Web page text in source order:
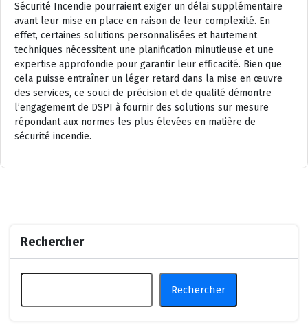
Sécurité Incendie pourraient exiger un délai supplémentaire
avant leur mise en place en raison de leur complexité. En
effet, certaines solutions personnalisées et hautement
techniques nécessitent une planification minutieuse et une
expertise approfondie pour garantir leur efficacité. Bien que
cela puisse entraîner un léger retard dans la mise en œuvre
des services, ce souci de précision et de qualité démontre
l’engagement de DSPI à fournir des solutions sur mesure
répondant aux normes les plus élevées en matière de
sécurité incendie.
Rechercher
Rechercher